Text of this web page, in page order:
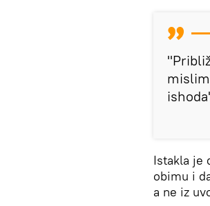
Istakla je
obimu i
a ne iz